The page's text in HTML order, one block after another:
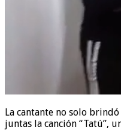
La cantante no solo
juntas la canción “Tatú”,